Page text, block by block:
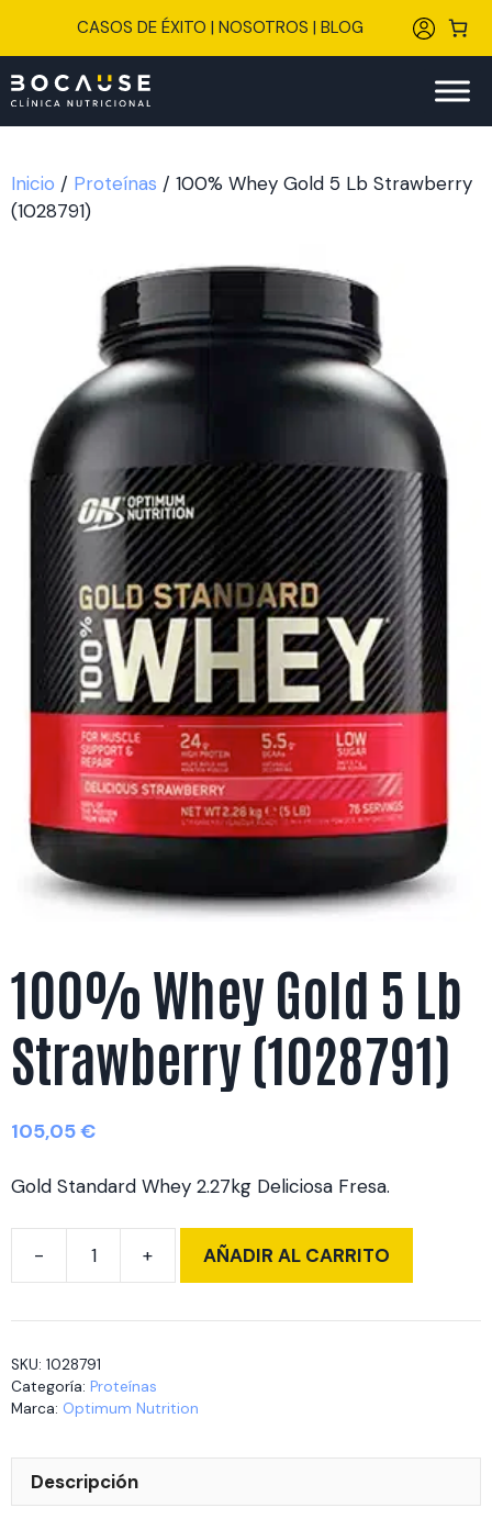
CASOS DE ÉXITO | NOSOTROS | BLOG
Inicio / Proteínas / 100% Whey Gold 5 Lb Strawberry
(1028791)
100% Whey Gold 5 Lb
Strawberry (1028791)
105,05€
Gold Standard Whey 2.27kg Deliciosa Fresa.
100%
Gold
Strawberry
cantidad
AÑADIR AL CARRITO
SKU: 1028791
Categoría: Proteínas
Marca: Optimum Nutrition
Descripción